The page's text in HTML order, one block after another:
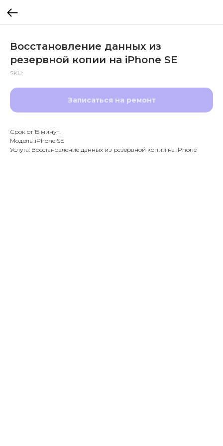
Восстановление данных из
резервной копии на iPhone SE
SKU:
Записаться на ремонт
Срок от 15 минут.
Модель: iPhone SE
Услуга: Восстановление данных из резервной копии на iPhone